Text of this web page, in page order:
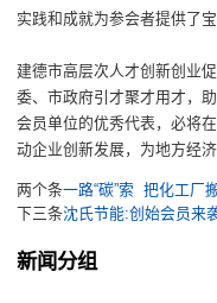
实践和成就为参会者提供了宝
建德市高层次人才创新创业
委、市政府引才聚才用才，
会员单位的优秀代表，必将在
动企业创新发展，为地方经
两个条
下三条
新闻分组